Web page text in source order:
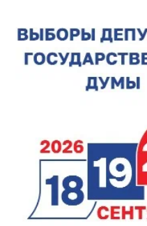
В Нижегородской области
строительства
Проект ФОК на Родионова
«ТИМ-ЛИДЕРЫ 2025/26»
06.08.2026 17:24